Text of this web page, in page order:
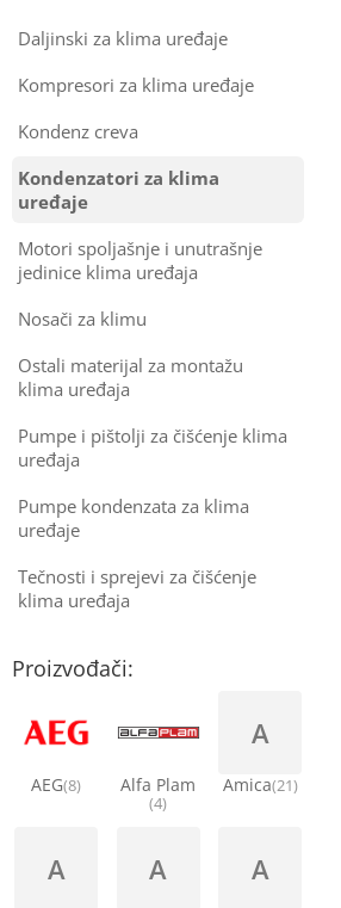
Daljinski za klima uređaje
Kompresori za klima uređaje
Kondenz creva
Kondenzatori za klima
uređaje
Motori spoljašnje i unutrašnje
jedinice klima uređaja
Nosači za klimu
Ostali materijal za montažu
klima uređaja
Pumpe i pištolji za čišćenje klima
uređaja
Pumpe kondenzata za klima
uređaje
Tečnosti i sprejevi za čišćenje
klima uređaja
Proizvođači:
AEG(8) Alfa Plam
(4)
A
Amica(21)
A A A